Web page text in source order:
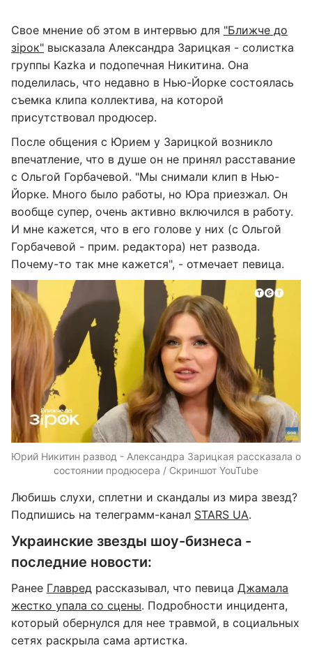
Свое мнение об этом в интервью для "Ближче до
зірок" высказала Александра Зарицкая - солистка
группы Kazka и подопечная Никитина. Она
поделилась, что недавно в Нью-Йорке состоялась
съемка клипа коллектива, на которой
присутствовал продюсер.
После общения с Юрием у Зарицкой возникло
впечатление, что в душе он не принял расставание
с Ольгой Горбачевой. "Мы снимали клип в Нью-
Йорке. Много было работы, но Юра приезжал. Он
вообще супер, очень активно включился в работу.
И мне кажется, что в его голове у них (с Ольгой
Горбачевой - прим. редактора) нет развода.
Почему-то так мне кажется", - отмечает певица.
Юрий Никитин развод - Александра Зарицкая рассказала о
состоянии продюсера / Скриншот YouTube
Любишь слухи, сплетни и скандалы из мира звезд?
Подпишись на телеграмм-канал STARS UA.
Украинские звезды шоу-бизнеса -
последние новости:
Ранее Главред рассказывал, что певица Джамала
жестко упала со сцены. Подробности инцидента,
который обернулся для нее травмой, в социальных
сетях раскрыла сама артистка.